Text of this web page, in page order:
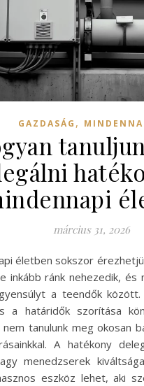
GAZDASÁG ,
március 31, 2026
inkább ránk nehezedik, és
a teendők
a határidők szorítása
tanulunk meg okosan
A hatékony
menedzserek
eszköz lehet, aki